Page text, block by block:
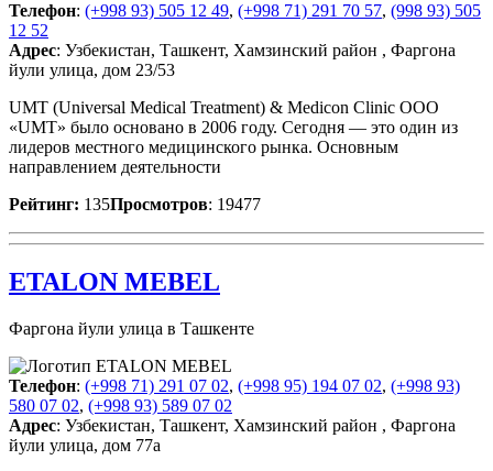
Телефон: (+998 93) 505 12 49, (+998 71) 291 70 57, (998 93) 505
12 52
Адрес: Узбекистан, Ташкент, Хамзинский район , Фаргона
йули улица, дом 23/53
UMT (Universal Medical Treatment) & Medicon Clinic OOO
«UMT» было основано в 2006 году. Сегодня — это один из
лидеров местного медицинского рынка. Основным
направлением деятельности
Рейтинг: 135Просмотров: 19477
ETALON MEBEL
Фаргона йули улица в Ташкенте
Телефон: (+998 71) 291 07 02, (+998 95) 194 07 02, (+998 93)
580 07 02, (+998 93) 589 07 02
Адрес: Узбекистан, Ташкент, Хамзинский район , Фаргона
йули улица, дом 77а